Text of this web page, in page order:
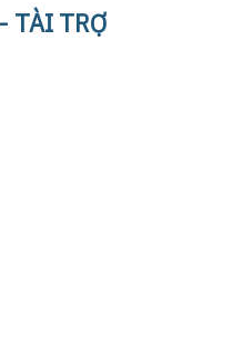
TÀI TRỢ